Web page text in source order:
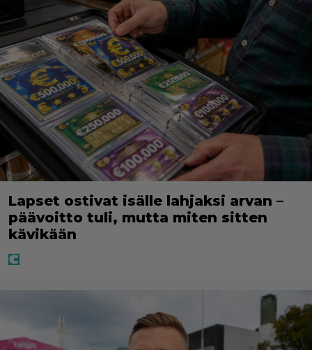
Lapset ostivat isälle lahjaksi arvan –
päävoitto tuli, mutta miten sitten
kävikään